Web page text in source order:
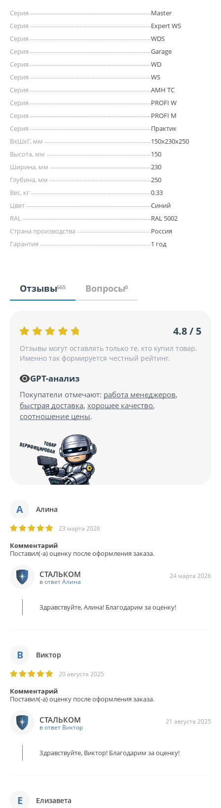
Серия
Master
Серия
Expert WS
Серия
WDS
Серия
Garage
Серия
WD
Серия
WS
Серия
AMH TC
Серия
PROFI W
Серия
PROFI M
Серия
Практик
ВхШхГ, мм
150х230х250
Высота, мм
150
Ширина, мм
230
Глубина, мм
250
Вес, кг
0.33
Цвет
Синий
RAL
RAL 5002
Страна производства
Россия
Гарантия
1 год
Отзывы665 Вопросы0
А Алина
23 марта 2026
Комментарий
Поставил(-а) оценку после оформления заказа.
24 марта 2026
СТАЛЬКОМ
в ответ Алина
Здравствуйте, Алина! Благодарим за оценку!
В Виктор
20 августа 2025
Комментарий
Поставил(-а) оценку после оформления заказа.
21 августа 2025
СТАЛЬКОМ
в ответ Виктор
Здравствуйте, Виктор! Благодарим за оценку!
Е Елизавета
4.8 / 5
Отзывы могут оставлять только те, кто купил товар.
Именно так формируется честный рейтинг.
GPT-анализ
Покупатели отмечают: работа менеджеров,
быстрая доставка, хорошее качество,
соотношение цены.